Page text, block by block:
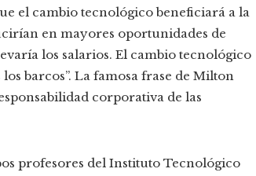
el cambio tecnológico beneficiará a la
en mayores oportunidades de
los salarios. El cambio tecnológico
barcos”. La famosa frase de Milton
corporativa de las
profesores del Instituto Tecnológico